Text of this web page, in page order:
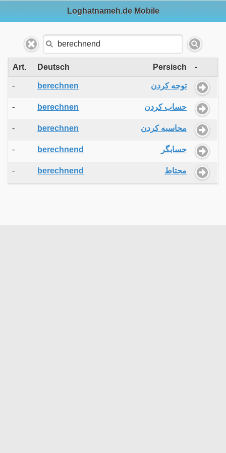
Loghatnameh.de Mobile
Art. Deutsch Persisch -
- berechnen توجه کردن
- berechnen حساب کردن
- berechnen محاسبه کردن
- berechnend حسابگر
- berechnend محتاط